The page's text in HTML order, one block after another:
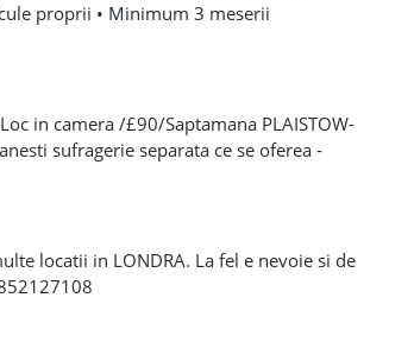
proprii • Minimum 3 meserii
în mai multe domenii din construcții •
• Mijloc de transport propriu
atractiv, în funcție de experiență și
transport • Suport tehnic continuu și
de calificare • Mediu de lucru stabil cu
în weekend (opțional)
in camera /£90/Saptamana PLAISTOW-
sufragerie separata ce se oferea -
beneficiaza de frigider separat -wi-fi
, (nu se face cazare/plateste mai putin
locatii in LONDRA. La fel e nevoie si de